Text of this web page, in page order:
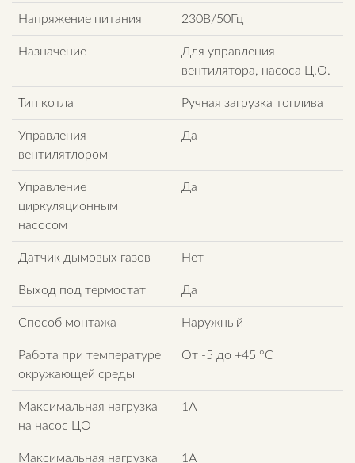
Напряжение питания 230В/50Гц
Назначение
Для управления
вентилятора, насоса Ц.О.
Тип котла Ручная загрузка топлива
Управления
вентилятлором
Да
Управление
циркуляционным
насосом
Да
Датчик дымовых газов Нет
Выход под термостат Да
Способ монтажа Наружный
Работа при температуре
окружающей среды
От -5 до +45 °C
Максимальная нагрузка
на насос ЦО
1А
Максимальная нагрузка
1А